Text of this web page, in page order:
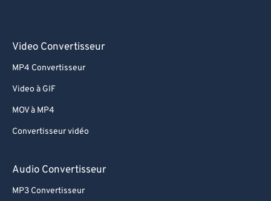
Video Convertisseur
MP4 Convertisseur
Video à GIF
MOV à MP4
Convertisseur vidéo
Audio Convertisseur
MP3 Convertisseur